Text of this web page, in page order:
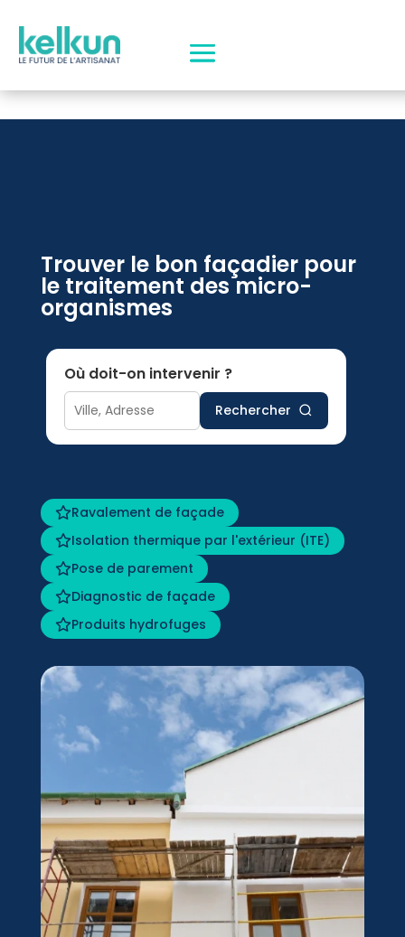
Trouver le bon façadier pour
le traitement des micro-
organismes
Où doit-on intervenir ?
Rechercher
Ravalement de façade
Isolation thermique par l'extérieur (ITE)
Pose de parement
Diagnostic de façade
Produits hydrofuges